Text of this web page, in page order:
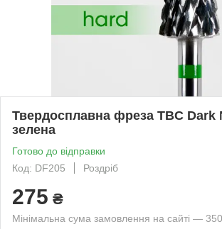
Твердосплавна фреза TBC
зелена
Готово до відправки
Код: DF205
Роздріб
275 ₴
Мінімальна сума замовлення на сайті —